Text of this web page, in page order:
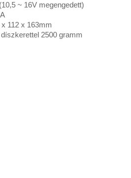
~ 16V megengedett)
112 x 163mm
2500 gramm